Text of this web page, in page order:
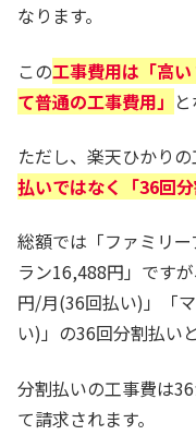
なります。
この工事費用は「高
て普通の工事費用」
ただし、楽天ひかり
払いではなく「36回分
総額では「ファミリ
ラン16,488円」です
円/月(36回払い)」「
い)」の36回分割払い
分割払いの工事費は
て請求されます。